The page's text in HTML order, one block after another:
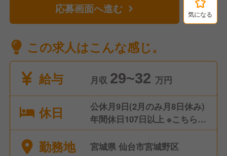
応募画面へ進む 気になる
この求人はこんな感じ。
給与
月収 29~32 万円
休日
公休月9日(2月のみ月8日休み)
年間休日107日以上 ※こちらは
最低でも取得できる休日数と
なります。 その他にも下記の
勤務地 宮城県 仙台市宮城野区
気になる